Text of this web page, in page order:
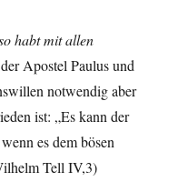
habt mit allen
Apostel Paulus und
notwendig aber
ist: „Es kann der
es dem bösen
Tell IV,3)